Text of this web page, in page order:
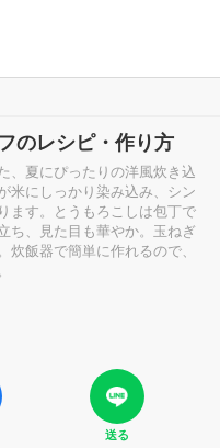
のレシピ・作り方
、夏にぴったりの洋風炊き込
米にしっかり染み込み、シン
ます。とうもろこしは包丁で
ち、見た目も華やか。玉ねぎ
飯器で簡単に作れるので、
送る